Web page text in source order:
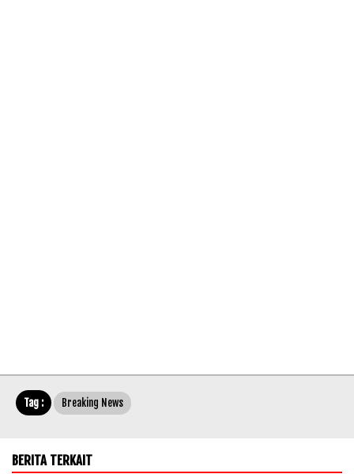
Tag : Breaking News
BERITA TERKAIT